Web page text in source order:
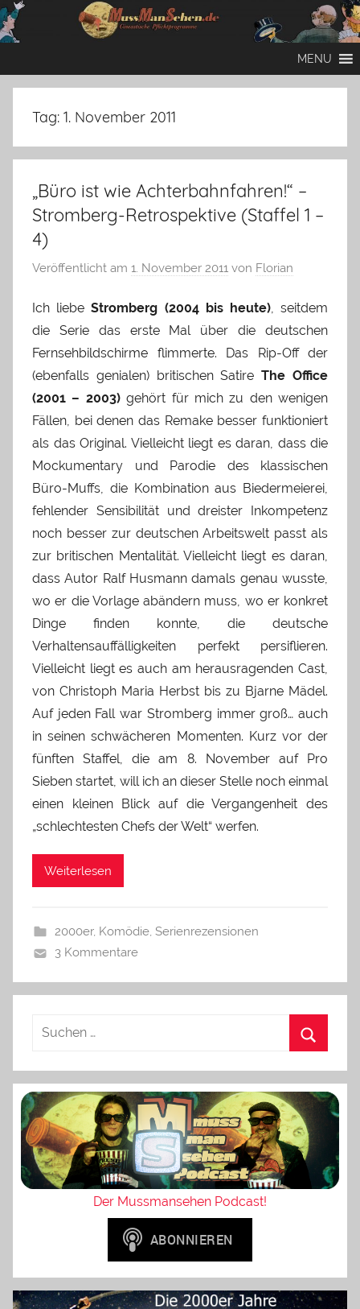
Zum
Inhalt
MENU
Tag: 1. November 2011
„Büro ist wie Achterbahnfahren!“ –
Stromberg-Retrospektive (Staffel 1 –
4)
Veröffentlicht am 1. November 2011 von Florian
Ich liebeStromberg (2004 bis heute), seitdem
die Serie das erste Mal über die deutschen
Fernsehbildschirme flimmerte. Das Rip-Off der
(ebenfalls genialen) britischen SatireThe Office
(2001 – 2003)gehört für mich zu den wenigen
Fällen, bei denen das Remake besser funktioniert
als das Original. Vielleicht liegt es daran, dass die
Mockumentary und Parodie des klassischen
Büro-Muffs, die Kombination aus Biedermeierei,
fehlender Sensibilität und dreister Inkompetenz
noch besser zur deutschen Arbeitswelt passt als
zur britischen Mentalität. Vielleicht liegt es daran,
dass Autor Ralf Husmann damals genau wusste,
wo er die Vorlage abändern muss, wo er konkret
Dinge finden konnte, die deutsche
Verhaltensauffälligkeiten perfekt persiflieren.
Vielleicht liegt es auch am herausragenden Cast,
von Christoph Maria Herbst bis zu Bjarne Mädel.
Auf jeden Fall war Stromberg immer groß… auch
in seinen schwächeren Momenten. Kurz vor der
fünften Staffel, die am 8. November auf Pro
Sieben startet, will ich an dieser Stelle noch einmal
einen kleinen Blick auf die Vergangenheit des
„schlechtesten Chefs der Welt“ werfen.
Weiterlesen
2000er, Komödie, Serienrezensionen
3 Kommentare
Der Mussmansehen Podcast!